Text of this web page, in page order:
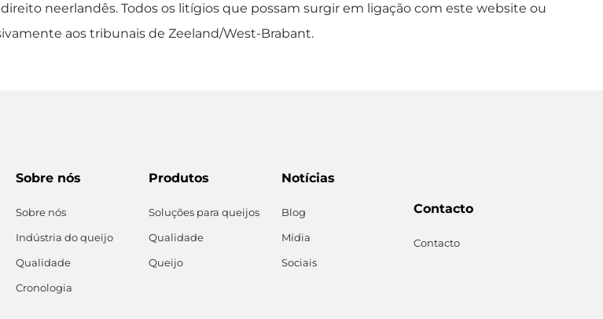
neerlandês. Todos os litígios que possam surgir em ligação com este website ou
aos tribunais de Zeeland/West-Brabant.
Sobre nós
Sobre nós
Indústria do queijo
Qualidade
Cronologia
Produtos
Soluções para queijos
Qualidade
Queijo
Notícias
Blog
Mídia
Sociais
Contacto
Contacto